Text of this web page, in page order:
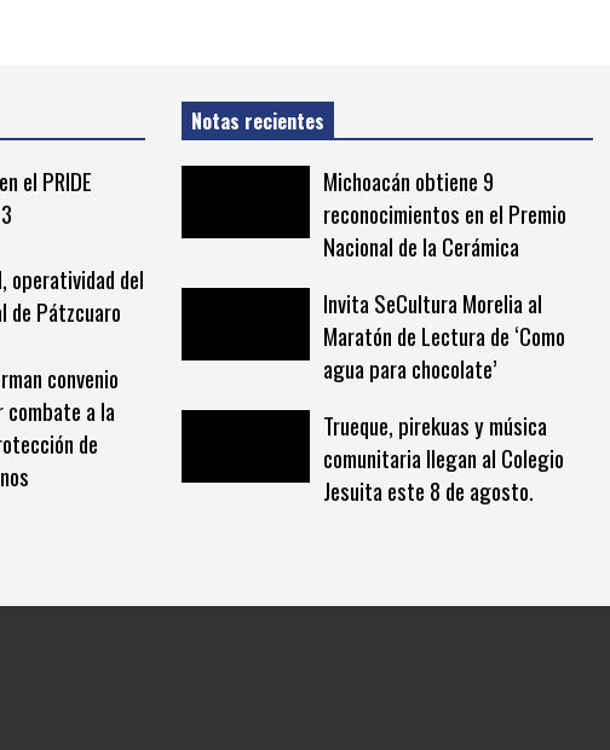
el PRIDE
operatividad del
de Pátzcuaro
convenio
a la
de
Notas recientes
Michoacán obtiene 9
reconocimientos en el Premio
Nacional de la Cerámica
Invita SeCultura Morelia al
Maratón de Lectura de ‘Como
agua para chocolate’
Trueque, pirekuas y música
comunitaria llegan al Colegio
Jesuita este 8 de agosto.